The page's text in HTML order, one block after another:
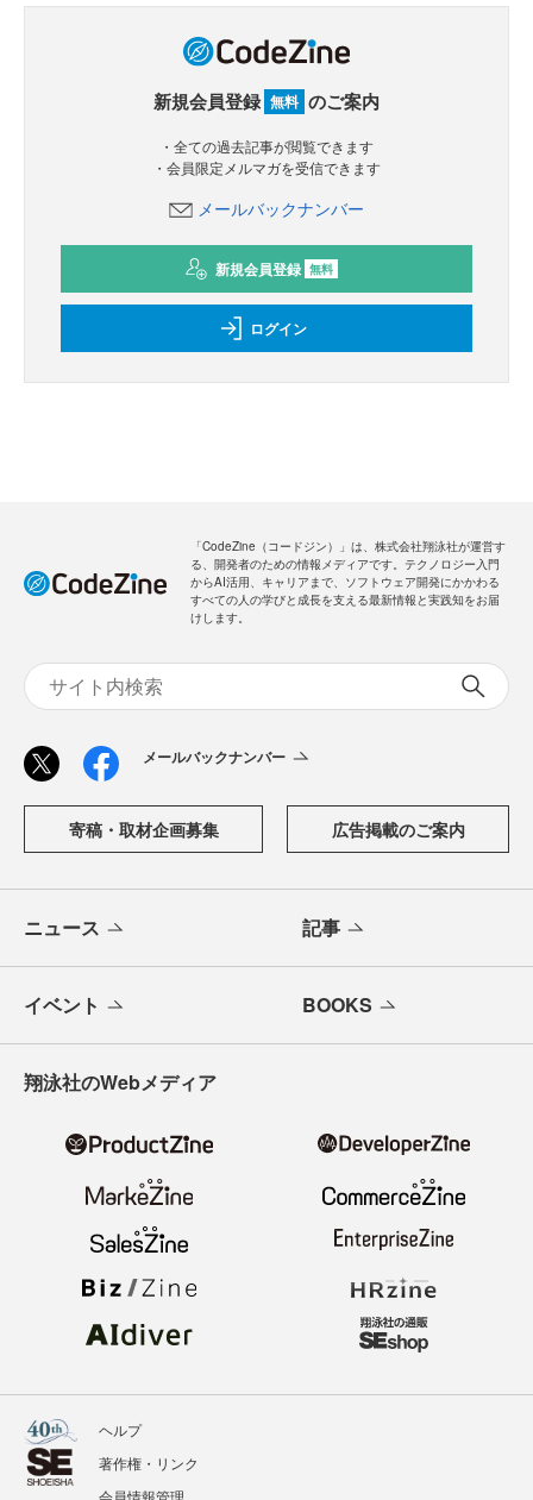
新規会員登録 無料 のご案内
・全ての過去記事が閲覧できます
・会員限定メルマガを受信できます
メールバックナンバー
新規会員登録 無料
ログイン
「CodeZine（コードジン）」は、株式会社翔泳社が運営す
る、開発者のための情報メディアです。テクノロジー入門
からAI活用、キャリアまで、ソフトウェア開発にかかわる
すべての人の学びと成長を支える最新情報と実践知をお届
けします。
メールバックナンバー
寄稿・取材企画募集 広告掲載のご案内
ニュース 記事
イベント BOOKS
翔泳社のWebメディア
ヘルプ
著作権・リンク